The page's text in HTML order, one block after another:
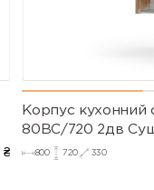
₴
Корпус кухонний
80ВС/720 2дв
Blum+Rejs(Дуб
800 720 330